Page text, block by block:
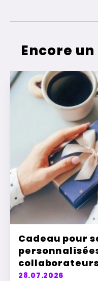
Encore
Cadeau pour
28.07.2026